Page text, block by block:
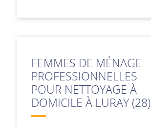
FEMMES DE MÉNAGE
PROFESSIONNELLES
POUR NETTOYAGE À
DOMICILE À LURAY (28)